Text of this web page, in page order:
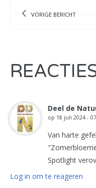
VORIGE BERICHT
Deel de
op 18 juli 2024 -
Van harte
Spotlight
Log in om te reageren